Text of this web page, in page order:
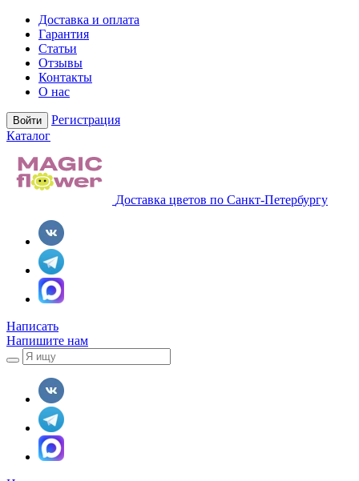
Доставка и оплата
Гарантия
Статьи
Отзывы
Контакты
О нас
Войти
Регистрация
Каталог
Доставка цветов по Санкт-Петербургу
Написать
Напишите нам